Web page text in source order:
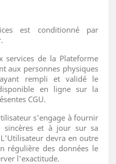
est conditionné par
services de la Plateforme
aux personnes physiques
rempli et validé le
en ligne sur la
CGU.
s'engage à fournir
sincères et à jour sur sa
devra en outre
régulière des données le
l'exactitude.